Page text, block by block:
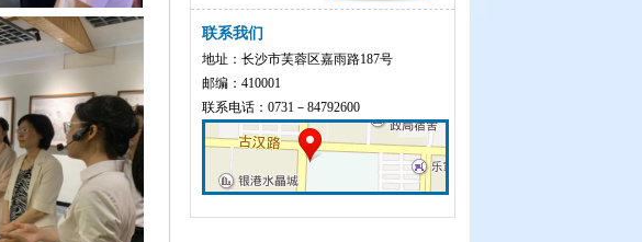
联系我们
地址：长沙市芙蓉区嘉雨路187号
邮编：410001
联系电话：0731－84792600